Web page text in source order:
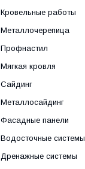
Кровельные работы
Металлочерепица
Профнастил
Мягкая кровля
Сайдинг
Металлосайдинг
Фасадные панели
Водосточные системы
Дренажные системы